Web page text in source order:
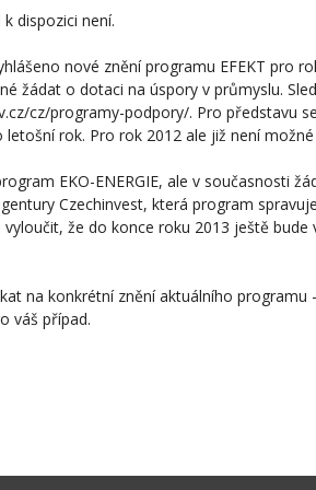
dispozici není.
nové znění programu EFEKT pro
žádat o dotaci na úspory v průmyslu.
cz/programy-podpory/. Pro představu
rok. Pro rok 2012 ale již není
EKO-ENERGIE, ale v současnosti
Czechinvest, která program
že do konce roku 2013 ještě bude
na konkrétní znění aktuálního programu
váš případ.